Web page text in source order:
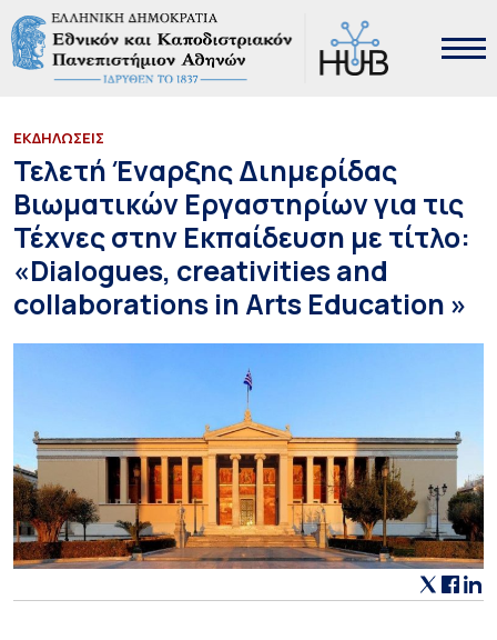
ΕΚΔΗΛΩΣΕΙΣ
Τελετή Έναρξης Διημερίδας
Βιωματικών Εργαστηρίων για τις
Τέχνες στην Εκπαίδευση με τίτλο:
«Dialogues, creativities and
collaborations in Arts Education »